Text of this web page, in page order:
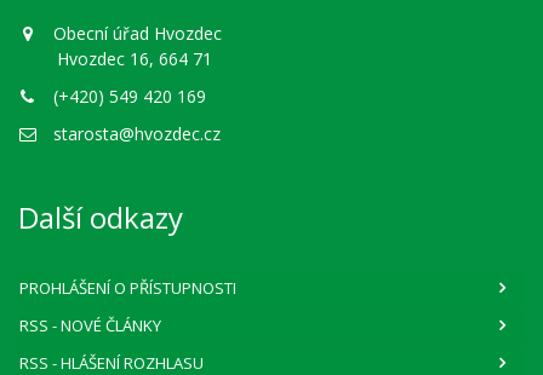
Obecní úřad Hvozdec
Hvozdec 16, 664 71
(+420) 549 420 169
starosta@hvozdec.cz
Další odkazy
PROHLÁŠENÍ O PŘÍSTUPNOSTI
RSS - NOVÉ ČLÁNKY
RSS - HLÁŠENÍ ROZHLASU